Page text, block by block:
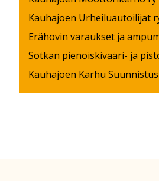
Kauhajoen Urheiluautoilijat
Erähovin varaukset ja
Sotkan pienoiskivääri- ja
Kauhajoen Karhu Suunnistus